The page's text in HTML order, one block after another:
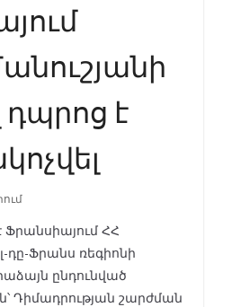
է
Ֆրանսիայում ՀՀ
դը-Ֆրանս ռեգիոնի
ընդունված
Դիմադրության շարժման